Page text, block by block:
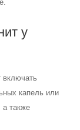
у
включать
капель или
а также